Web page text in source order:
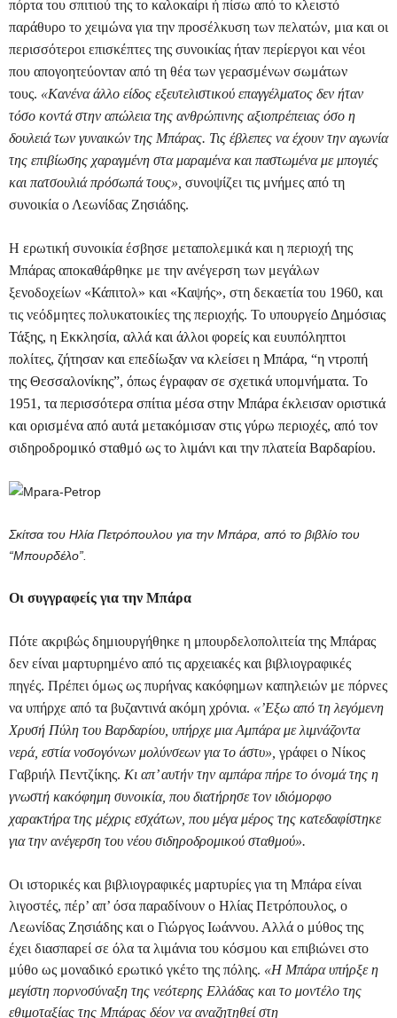
πόρτα του σπιτιού της το καλοκαίρι ή πίσω από το κλειστό
παράθυρο το χειμώνα για την προσέλκυση των πελατών, μια και οι
περισσότεροι επισκέπτες της συνοικίας ήταν περίεργοι και νέοι
που απογοητεύονταν από τη θέα των γερασμένων σωμάτων
τους. «Κανένα άλλο είδος εξευτελιστικού επαγγέλματος δεν ήταν
τόσο κοντά στην απώλεια της ανθρώπινης αξιοπρέπειας όσο η
δουλειά των γυναικών της Μπάρας. Τις έβλεπες να έχουν την αγωνία
της επιβίωσης χαραγμένη στα μαραμένα και παστωμένα με μπογιές
και πατσουλιά πρόσωπά τους», συνοψίζει τις μνήμες από τη
συνοικία ο Λεωνίδας Ζησιάδης.
Η ερωτική συνοικία έσβησε μεταπολεμικά και η περιοχή της
Μπάρας αποκαθάρθηκε με την ανέγερση των μεγάλων
ξενοδοχείων «Κάπιτολ» και «Καψής», στη δεκαετία του 1960, και
τις νεόδμητες πολυκατοικίες της περιοχής. To υπουργείο Δημόσιας
Τάξης, η Εκκλησία, αλλά και άλλοι φορείς και ευυπόληπτοι
πολίτες, ζήτησαν και επεδίωξαν να κλείσει η Μπάρα, “η ντροπή
της Θεσσαλονίκης”, όπως έγραφαν σε σχετικά υπομνήματα. Το
1951, τα περισσότερα σπίτια μέσα στην Μπάρα έκλεισαν οριστικά
και ορισμένα από αυτά μετακόμισαν στις γύρω περιοχές, από τον
σιδηροδρομικό σταθμό ως το λιμάνι και την πλατεία Βαρδαρίου.
Σκίτσα του Ηλία Πετρόπουλου για την Μπάρα, από το βιβλίο του
“Μπουρδέλο”.
Οι συγγραφείς για την Μπάρα
Πότε ακριβώς δημιουργήθηκε η μπουρδελοπολιτεία της Μπάρας
δεν είναι μαρτυρημένο από τις αρχειακές και βιβλιογραφικές
πηγές. Πρέπει όμως ως πυρήνας κακόφημων καπηλειών με πόρνες
να υπήρχε από τα βυζαντινά ακόμη χρόνια. «’Εξω από τη λεγόμενη
Χρυσή Πύλη του Βαρδαρίου, υπήρχε μια Αμπάρα με λιμνάζοντα
νερά, εστία νοσογόνων μολύνσεων για το άστυ», γράφει ο Νίκος
Γαβριήλ Πεντζίκης. Κι απ’ αυτήν την αμπάρα πήρε το όνομά της η
γνωστή κακόφημη συνοικία, που διατήρησε τον ιδιόμορφο
χαρακτήρα της μέχρις εσχάτων, που μέγα μέρος της κατεδαφίστηκε
για την ανέγερση του νέου σιδηροδρομικού σταθμού».
Οι ιστορικές και βιβλιογραφικές μαρτυρίες για τη Μπάρα είναι
λιγοστές, πέρ’ απ’ όσα παραδίνουν ο Ηλίας Πετρόπουλος, ο
Λεωνίδας Ζησιάδης και ο Γιώργος Ιωάννου. Αλλά ο μύθος της
έχει διασπαρεί σε όλα τα λιμάνια του κόσμου και επιβιώνει στο
μύθο ως μοναδικό ερωτικό γκέτο της πόλης. «Η Μπάρα υπήρξε η
μεγίστη πορνοσύναξη της νεότερης Ελλάδας και το μοντέλο της
εθιμοταξίας της Μπάρας δέον να αναζητηθεί στη